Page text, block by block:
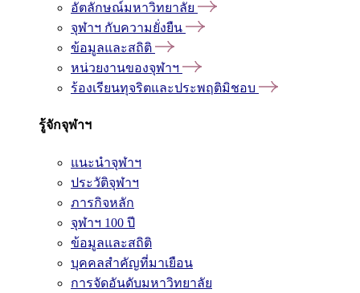
อัตลักษณ์มหาวิทยาลัย
จุฬาฯ กับความยั่งยืน
ข้อมูลและสถิติ
หน่วยงานของจุฬาฯ
ร้องเรียนทุจริตและประพฤติมิชอบ
รู้จักจุฬาฯ
แนะนำจุฬาฯ
ประวัติจุฬาฯ
ภารกิจหลัก
จุฬาฯ 100 ปี
ข้อมูลและสถิติ
บุคคลสำคัญที่มาเยือน
การจัดอันดับมหาวิทยาลัย